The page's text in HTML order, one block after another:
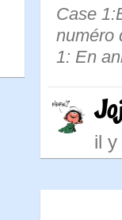
Case
numéro
1: En
il